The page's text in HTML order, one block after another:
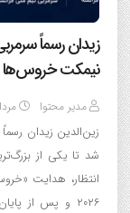
زیدان رسماً
نیمکت خروس‌ها
مدیر محتوا مرداد ۶,
زین‌الدین زیدان
شد تا یکی از
۲۰۲۶ و پس از